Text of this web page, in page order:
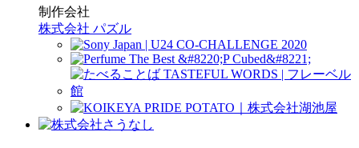
制作会社
株式会社 パズル